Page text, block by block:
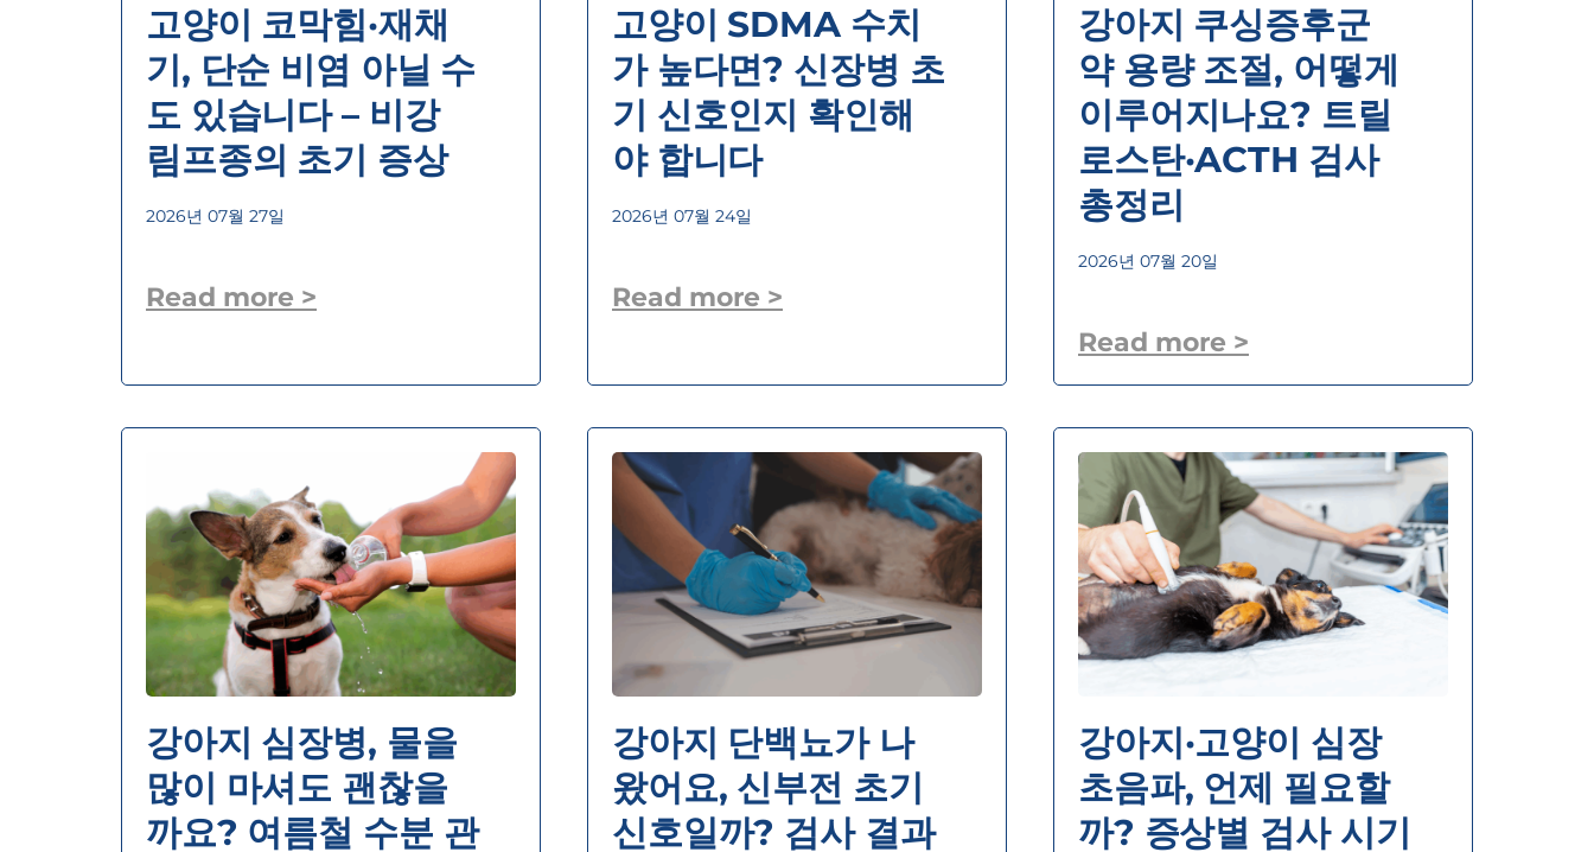
고양이 코막힘·재채
기, 단순 비염 아닐 수
도 있습니다 – 비강
림프종의 초기 증상
2026년 07월 27일
Read more >
고양이 SDMA 수치
가 높다면? 신장병 초
기 신호인지 확인해
야 합니다
2026년 07월 24일
Read more >
강아지 쿠싱증후군
약 용량 조절, 어떻게
이루어지나요? 트릴
로스탄·ACTH 검사
총정리
2026년 07월 20일
Read more >
강아지 심장병, 물을
많이 마셔도 괜찮을
까요? 여름철 수분 관
강아지 단백뇨가 나
왔어요, 신부전 초기
신호일까? 검사 결과
강아지·고양이 심장
초음파, 언제 필요할
까? 증상별 검사 시기